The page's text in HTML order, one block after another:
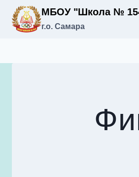
Перейти МБОУ "Школа №
г.о. Самара